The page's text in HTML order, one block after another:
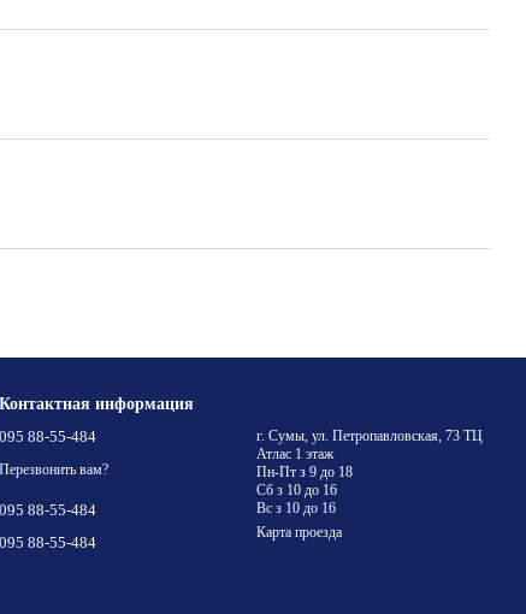
Контактная информация
095 88-55-484
Перезвонить вам?
095 88-55-484
095 88-55-484
г. Сумы, ул. Петропавловская, 73 ТЦ
Атлас 1 этаж
Пн-Пт з 9 до 18
Сб з 10 до 16
Вс з 10 до 16
Карта проезда